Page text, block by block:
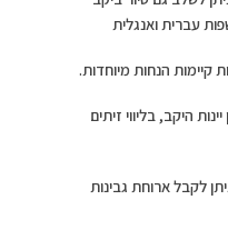
עברית ואנגלית
מגוון יינות היקב, בליווי זיתים
שח לאדם, ניתן לקבל ארוחת גבינות